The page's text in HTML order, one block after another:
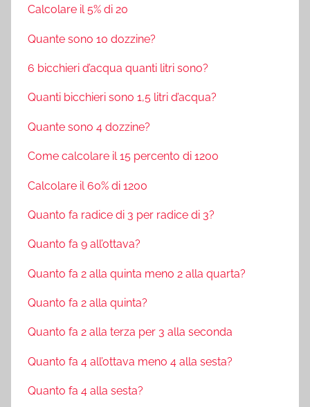
Calcolare il 5% di 20
Quante sono 10 dozzine?
6 bicchieri d’acqua quanti litri sono?
Quanti bicchieri sono 1,5 litri d’acqua?
Quante sono 4 dozzine?
Come calcolare il 15 percento di 1200
Calcolare il 60% di 1200
Quanto fa radice di 3 per radice di 3?
Quanto fa 9 all’ottava?
Quanto fa 2 alla quinta meno 2 alla quarta?
Quanto fa 2 alla quinta?
Quanto fa 2 alla terza per 3 alla seconda
Quanto fa 4 all’ottava meno 4 alla sesta?
Quanto fa 4 alla sesta?